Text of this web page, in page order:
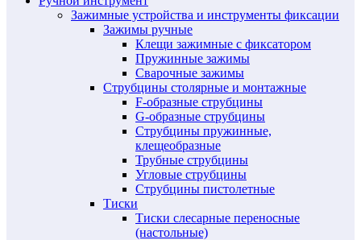
Зажимные устройства и инструменты фиксации
Зажимы ручные
Клещи зажимные с фиксатором
Пружинные зажимы
Сварочные зажимы
Струбцины столярные и монтажные
F-образные струбцины
G-образные струбцины
Струбцины пружинные,
клещеобразные
Трубные струбцины
Угловые струбцины
Струбцины пистолетные
Тиски
Тиски слесарные переносные
(настольные)